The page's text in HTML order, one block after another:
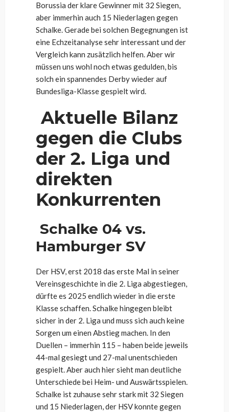
Borussia der klare Gewinner mit 32 Siegen,
aber immerhin auch 15 Niederlagen gegen
Schalke. Gerade bei solchen Begegnungen ist
eine Echzeitanalyse sehr interessant und der
Vergleich kann zusätzlich helfen. Aber wir
müssen uns wohl noch etwas gedulden, bis
solch ein spannendes Derby wieder auf
Bundesliga-Klasse gespielt wird.
Aktuelle Bilanz
gegen die Clubs
der 2. Liga und
direkten
Konkurrenten
Schalke 04 vs.
Hamburger SV
Der HSV, erst 2018 das erste Mal in seiner
Vereinsgeschichte in die 2. Liga abgestiegen,
dürfte es 2025 endlich wieder in die erste
Klasse schaffen. Schalke hingegen bleibt
sicher in der 2. Liga und muss sich auch keine
Sorgen um einen Abstieg machen. In den
Duellen – immerhin 115 – haben beide jeweils
44-mal gesiegt und 27-mal unentschieden
gespielt. Aber auch hier sieht man deutliche
Unterschiede bei Heim- und Auswärtsspielen.
Schalke ist zuhause sehr stark mit 32 Siegen
und 15 Niederlagen, der HSV konnte gegen